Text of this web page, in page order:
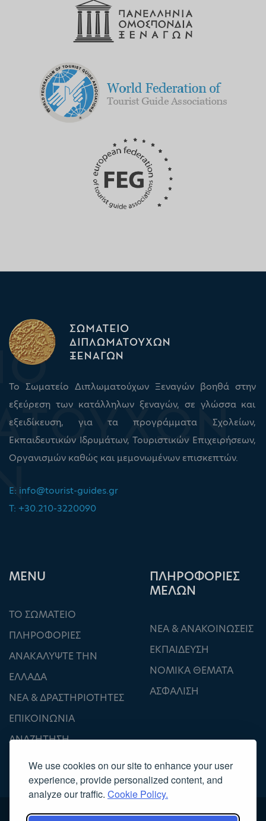
We use cookies on our site to enhance your user
experience, provide personalized content, and
analyze our traffic. Cookie Policy.
Το Σωματείο Διπλωματούχων Ξεναγών βοηθά στην
εξεύρεση των κατάλληλων ξεναγών, σε γλώσσα και
εξειδίκευση, για τα προγράμματα Σχολείων,
Εκπαιδευτικών Ιδρυμάτων, Τουριστικών Επιχειρήσεων,
Οργανισμών καθώς και μεμονωμένων επισκεπτών.
E: info@tourist-guides.gr
T: +30.210-3220090
ΜΕΝU
ΤΟ ΣΩΜΑΤΕΙΟ
ΠΛΗΡΟΦΟΡΙΕΣ
ΑΝΑΚΑΛΥΨΤΕ ΤΗΝ
ΕΛΛΑΔΑ
ΝΕΑ & ΔΡΑΣΤΗΡΙΟΤΗΤΕΣ
ΕΠΙΚΟΙΝΩΝΙΑ
ΑΝΑΖΗΤΗΣΗ
ΠΛΗΡΟΦΟΡΙΕΣ
ΜΕΛΩΝ
ΝΕΑ & ΑΝΑΚΟΙΝΩΣΕΙΣ
ΕΚΠΑΙΔΕΥΣΗ
ΝΟΜΙΚΑ ΘΕΜΑΤΑ
ΑΣΦΑΛΙΣΗ